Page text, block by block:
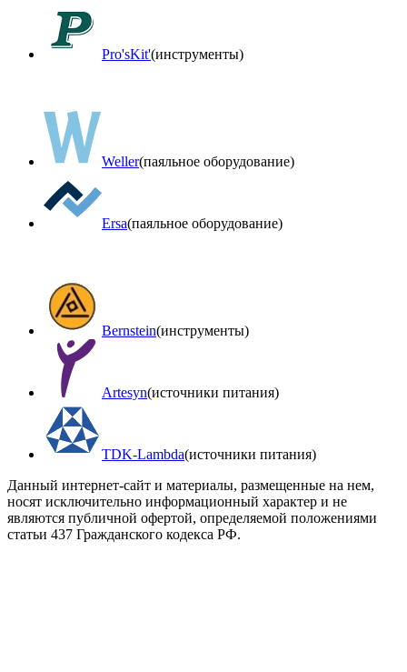
Pro'sKit'(инструменты)
Weller(паяльное оборудование)
Ersa(паяльное оборудование)
Bernstein(инструменты)
Artesyn(источники питания)
TDK-Lambda(источники питания)
Данный интернет-сайт и материалы, размещенные на нем,
носят исключительно информационный характер и не
являются публичной офертой, определяемой положениями
статьи 437 Гражданского кодекса РФ.